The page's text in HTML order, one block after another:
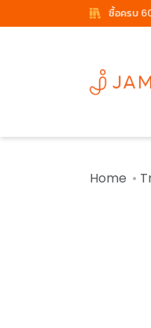
ซื้อครบ
Home